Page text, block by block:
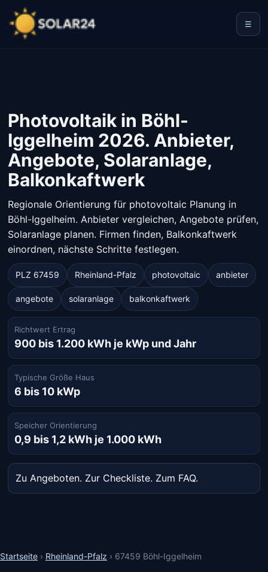
☰
Photovoltaik in Böhl-
Iggelheim 2026. Anbieter,
Angebote, Solaranlage,
Balkonkaftwerk
Regionale Orientierung für photovoltaic Planung in
Böhl-Iggelheim. Anbieter vergleichen, Angebote prüfen,
Solaranlage planen. Firmen finden, Balkonkaftwerk
einordnen, nächste Schritte festlegen.
PLZ 67459 Rheinland-Pfalz photovoltaic anbieter
angebote solaranlage balkonkaftwerk
Richtwert Ertrag
900 bis 1.200 kWh je kWp und Jahr
Typische Größe Haus
6 bis 10 kWp
Speicher Orientierung
0,9 bis 1,2 kWh je 1.000 kWh
Zu Angeboten. Zur Checkliste. Zum FAQ.
Startseite › Rheinland-Pfalz › 67459 Böhl-Iggelheim